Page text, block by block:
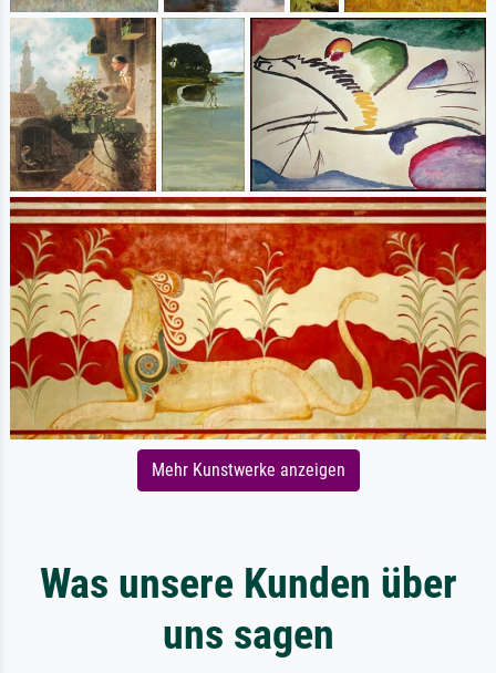
Mehr Kunstwerke anzeigen
Was unsere Kunden über
uns sagen